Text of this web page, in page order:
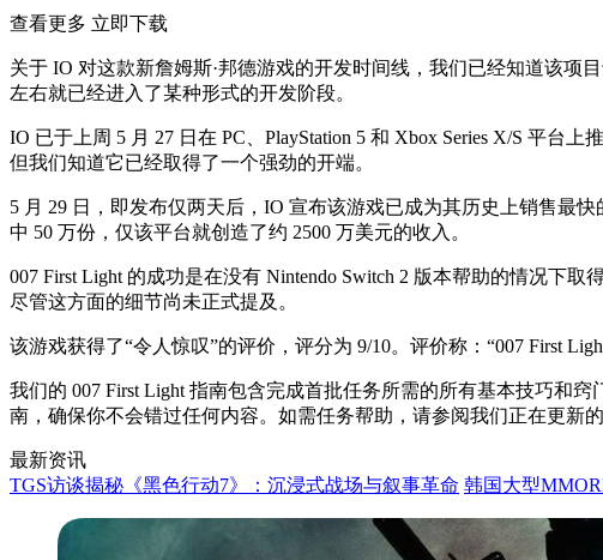
查看更多 立即下载
关于 IO 对这款新詹姆斯·邦德游戏的开发时间线，我们已经知道该
左右就已经进入了某种形式的开发阶段。
IO 已于上周 5 月 27 日在 PC、PlayStation 5 和 Xbox Series X/S 平台
但我们知道它已经取得了一个强劲的开端。
5 月 29 日，即发布仅两天后，IO 宣布该游戏已成为其历史上销售最快
中 50 万份，仅该平台就创造了约 2500 万美元的收入。
007 First Light 的成功是在没有 Nintendo Switch 2 版本帮助的情况下
尽管这方面的细节尚未正式提及。
该游戏获得了“令人惊叹”的评价，评分为 9/10。评价称：“007 First
我们的 007 First Light 指南包含完成首批任务所需的所有基本技巧和
南，确保你不会错过任何内容。如需任务帮助，请参阅我们正在更新
最新资讯
TGS访谈揭秘《黑色行动7》：沉浸式战场与叙事革命 韩国大型